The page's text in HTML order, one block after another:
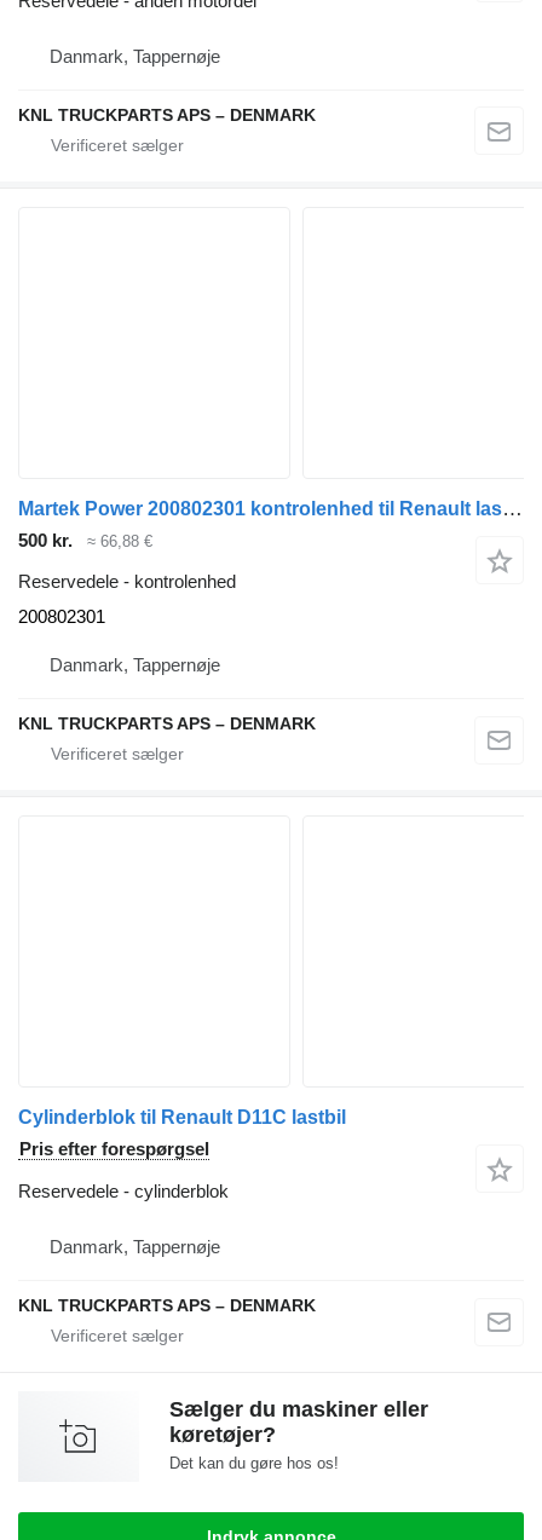
Danmark, Tappernøje
KNL TRUCKPARTS APS – DENMARK
Martek Power 200802301 kontrolenhed til Renault lastbil
500 kr. ≈ 66,88 €
Reservedele - kontrolenhed
200802301
Danmark, Tappernøje
KNL TRUCKPARTS APS – DENMARK
Cylinderblok til Renault D11C lastbil
Pris efter forespørgsel
Reservedele - cylinderblok
Danmark, Tappernøje
KNL TRUCKPARTS APS – DENMARK
Sælger du maskiner eller
køretøjer?
Det kan du gøre hos os!